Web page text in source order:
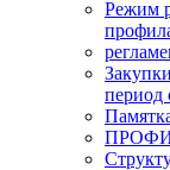
Режим
период